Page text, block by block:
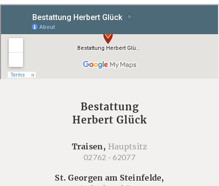
Bestattung
Herbert Glück
Traisen, Hauptsitz
02762 - 62077
St. Georgen am Steinfelde,